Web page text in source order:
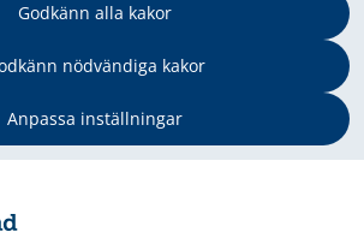
Godkänn alla kakor
nödvändiga kakor
Anpassa inställningar